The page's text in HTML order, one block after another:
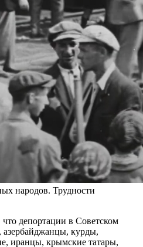
народов. Трудности
депортации в Советском
азербайджанцы, курды,
иранцы, крымские татары,